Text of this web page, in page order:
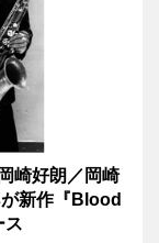
崎好朗／岡崎
新作『Blood
ス